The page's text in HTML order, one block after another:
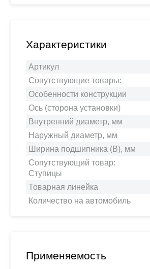
Характеристики
Артикул
Сопутствующие товары:
Особенности конструкции
Ось (сторона установки)
Внутренний диаметр, мм
Наружный диаметр, мм
Ширина подшипника (B), мм
Сопутствующий товар:
Ступицы
Товарная линейка
Количество на автомобиль
Применяемость